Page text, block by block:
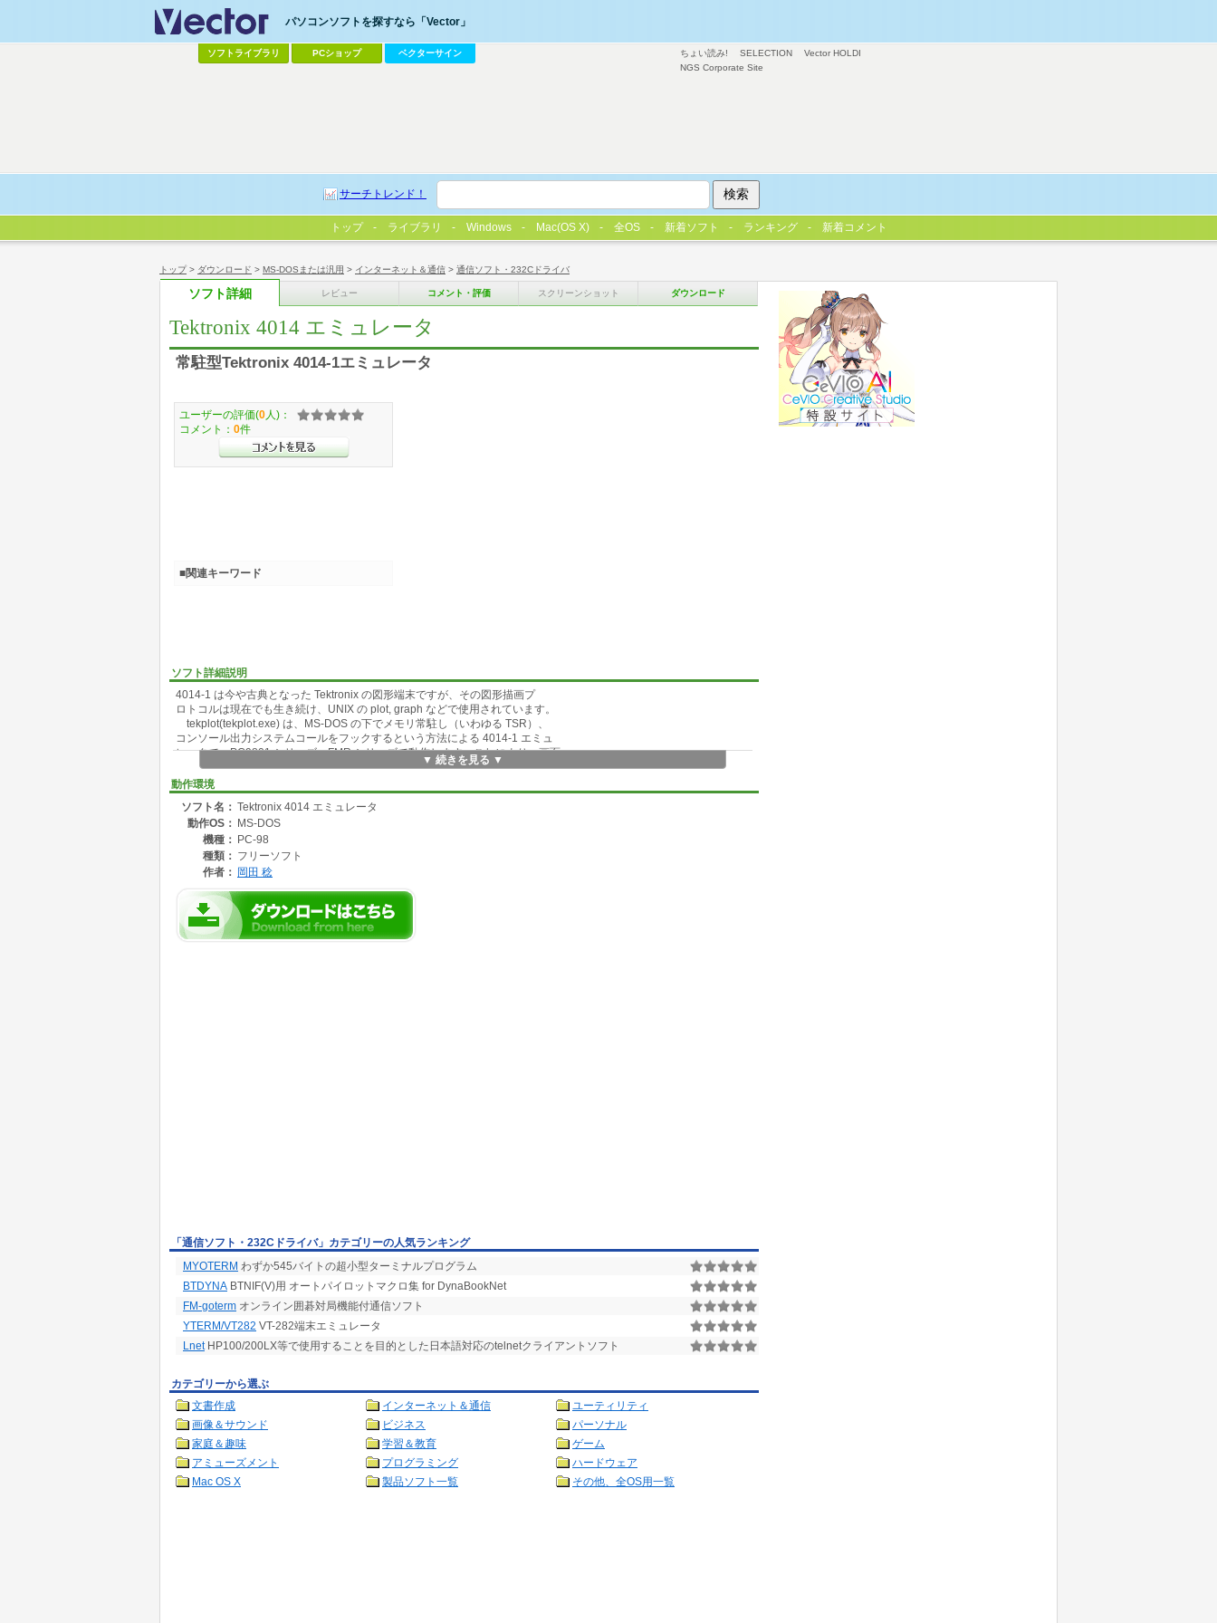
トップ> ダウンロード > MS-DOSまたは汎用 > インターネット＆通信 > 通信ソフト・232Cドライバ
ソフト詳細 レビュー コメント・評価 スクリーンショット ダウンロード
Tektronix 4014 エミュレータ
常駐型Tektronix 4014-1エミュレータ
ソフト詳細説明
4014-1 は今や古典となった Tektronix の図形端末ですが、その図形描画プ
ロトコルは現在でも生き続け、UNIX の plot, graph などで使用されています。
tekplot(tekplot.exe) は、MS-DOS の下でメモリ常駐し（いわゆる TSR）、
コンソール出力システムコールをフックするという方法による 4014-1 エミュ
レータで、PC9801 シリーズ、FMR シリーズで動作します。これにより、画面
出力として MS-DOS のシステムコールを利用しているようなアプリケーション
で 4014-1 図形命令を画面出力すると常駐している tekplot がフックして自
動的に図形をグラフィック表示します。
▼ 続きを見る ▼
動作環境
ソフト名： Tektronix 4014 エミュレータ
動作OS： MS-DOS
機種： PC-98
種類： フリーソフト
作者： 岡田 稔
ユーザーの評価(0 人)：
コメント： 0件
■関連キーワード
「通信ソフト・232Cドライバ」カテゴリーの人気ランキング
MYOTERM わずか545バイトの超小型ターミナルプログラム
BTDYNA BTNIF(V)用 オートパイロットマクロ集 for DynaBookNet
FM-goterm オンライン囲碁対局機能付通信ソフト
YTERM/VT282 VT-282端末エミュレータ
LnetHP100/200LX等で使用することを目的とした日本語対応のtelnetクライアントソフト
カテゴリーから選ぶ
文書作成
インターネット＆通信
ユーティリティ
画像＆サウンド
ビジネス
パーソナル
家庭＆趣味
学習＆教育
ゲーム
アミューズメント
プログラミング
ハードウェア
Mac OS X
製品ソフト一覧 その他、全OS用一覧
ちょい読み! SELECTION
Vector HOLDI
NGS Corporate Site
パソコンソフトを探すなら「Vector」
ソフトライブラリ PCショップ ベクターサイン
サーチトレンド！
トップ ライブラリ Windows Mac(OS X) 全OS 新着ソフト ランキング 新着コメント